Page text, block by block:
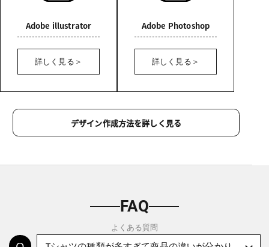
Adobe illustrator
詳しく見る
Adobe Photoshop
詳しく見る
デザイン作成方法を詳しく見る
FAQ
よくある質問